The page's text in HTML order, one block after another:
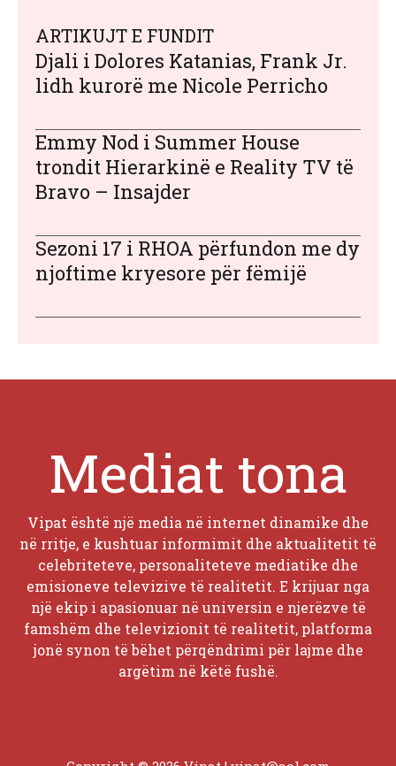
ARTIKUJT E FUNDIT
Djali i Dolores Katanias, Frank Jr.
lidh kurorë me Nicole Perricho
Emmy Nod i Summer House
trondit Hierarkinë e Reality TV të
Bravo – Insajder
Sezoni 17 i RHOA përfundon me dy
njoftime kryesore për fëmijë
Mediat tona
Vipat është një media në internet dinamike dhe
në rritje, e kushtuar informimit dhe aktualitetit të
celebriteteve, personaliteteve mediatike dhe
emisioneve televizive të realitetit. E krijuar nga
një ekip i apasionuar në universin e njerëzve të
famshëm dhe televizionit të realitetit, platforma
jonë synon të bëhet përqëndrimi për lajme dhe
argëtim në këtë fushë.